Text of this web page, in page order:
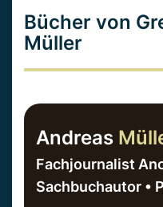
Bücher von
Müller
Andreas
Fachjournalist
Sachbuchautor •